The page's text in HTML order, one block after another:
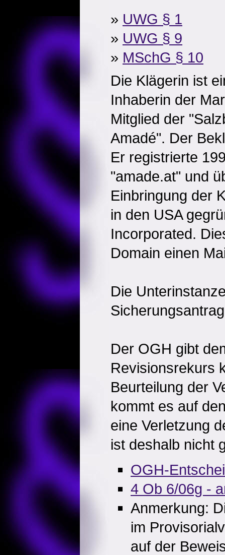
» UWG § 1
» UWG § 9
» MSchG § 10
Die Klägerin ist
Inhaberin der
Mitglied der
Amadé". Der
Er registrierte
"amade.at" und
Einbringung der
in den USA
Incorporated.
Domain einen
Die
Der OGH gibt
Revisionsrekurs
Beurteilung der
kommt es auf
eine Verletzung
ist deshalb nicht
OGH-
4 Ob 6/06g -
Anmerkung:
im
auf der